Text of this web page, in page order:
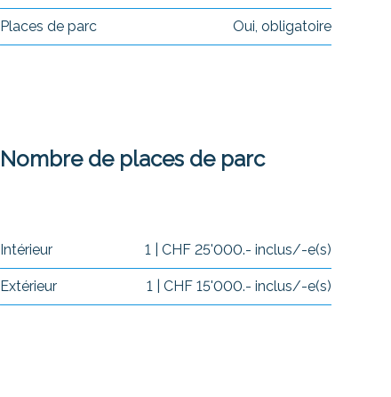
Places de parc Oui, obligatoire
Nombre de places de parc
Intérieur 1 | CHF 25'000.- inclus/-e(s)
Extérieur 1 | CHF 15'000.- inclus/-e(s)